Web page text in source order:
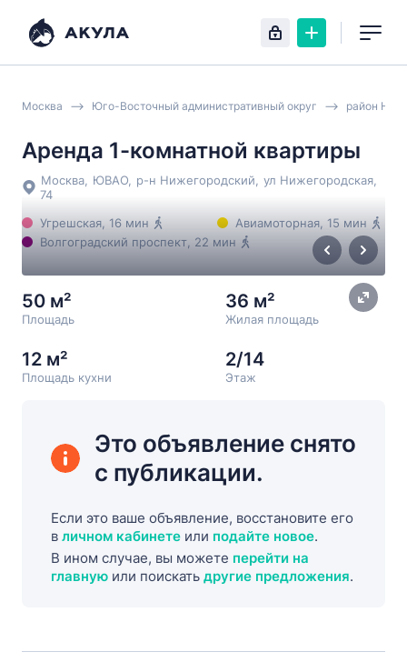
Москва Юго-Восточный административный округ район
Аренда 1-комнатной квартиры
Москва ЮВАО р-н Нижегородский ул Нижегородская
74
Угрешская, 16 мин Авиамоторная, 15 мин
Волгоградский проспект, 22 мин
50 м²
Площадь
36 м²
Жилая площадь
12 м²
Площадь кухни
2/14
Этаж
Это объявление снято
с публикации.
Если это ваше объявление, восстановите его
в личном кабинете или подайте новое.
В ином случае, вы можете перейти на
главную или поискать другие предложения.